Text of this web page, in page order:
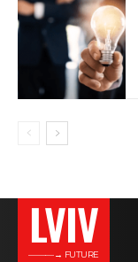
LVIV
———→ FUTURE